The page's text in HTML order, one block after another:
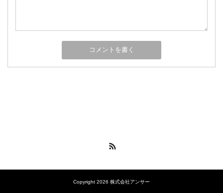
Copyright 2026 株式会社アンサー